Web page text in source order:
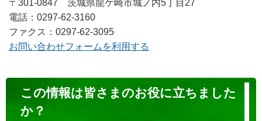
〒301-0847 茨城県龍ケ崎市城ノ内5丁目27
電話：0297-62-3160
ファクス：0297-62-3095
お問い合わせフォームを利用する
ン
この情報は皆さまのお役に立ちました
か？